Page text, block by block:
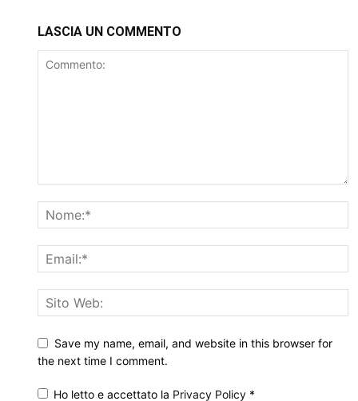
LASCIA UN COMMENTO
Save my name, email, and website in this browser for
the next time I comment.
Ho letto e accettato la Privacy Policy *